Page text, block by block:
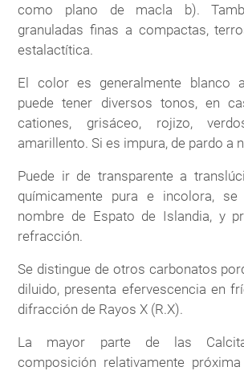
como plano de macla b).
granuladas finas a compactas,
estalactítica.
El color es generalmente blanco
puede tener diversos tonos, en
cationes, grisáceo, rojizo,
amarillento. Si es impura, de pardo a
Puede ir de transparente a
químicamente pura e incolora,
nombre de Espato de Islandia, y
refracción.
Se distingue de otros carbonatos
diluido, presenta efervescencia en
difracción de Rayos X (R.X).
La mayor parte de las
composición relativamente